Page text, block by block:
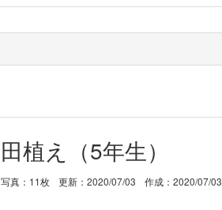
田植え（5年生）
写真：11枚 更新：2020/07/03 作成：2020/07/03